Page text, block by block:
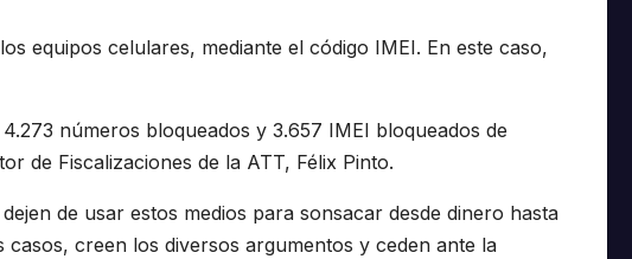
equipos celulares, mediante el código IMEI. En este caso,
números bloqueados y 3.657 IMEI bloqueados de
de Fiscalizaciones de la ATT, Félix Pinto.
de usar estos medios para sonsacar desde dinero hasta
creen los diversos argumentos y ceden ante la